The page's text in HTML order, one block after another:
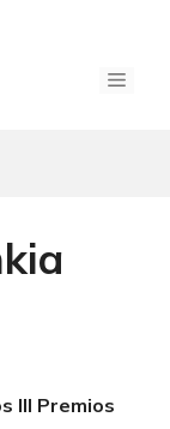
Menú
III Premios